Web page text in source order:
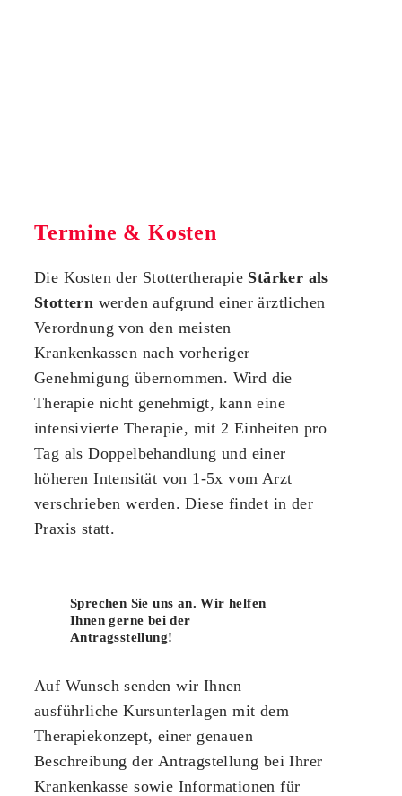
Termine & Kosten
Die Kosten der Stottertherapie Stärker als
Stottern werden aufgrund einer ärztlichen
Verordnung von den meisten
Krankenkassen nach vorheriger
Genehmigung übernommen. Wird die
Therapie nicht genehmigt, kann eine
intensivierte Therapie, mit 2 Einheiten pro
Tag als Doppelbehandlung und einer
höheren Intensität von 1-5x vom Arzt
verschrieben werden. Diese findet in der
Praxis statt.
Sprechen Sie uns an. Wir helfen
Ihnen gerne bei der
Antragsstellung!
Auf Wunsch senden wir Ihnen
ausführliche Kursunterlagen mit dem
Therapiekonzept, einer genauen
Beschreibung der Antragstellung bei Ihrer
Krankenkasse sowie Informationen für